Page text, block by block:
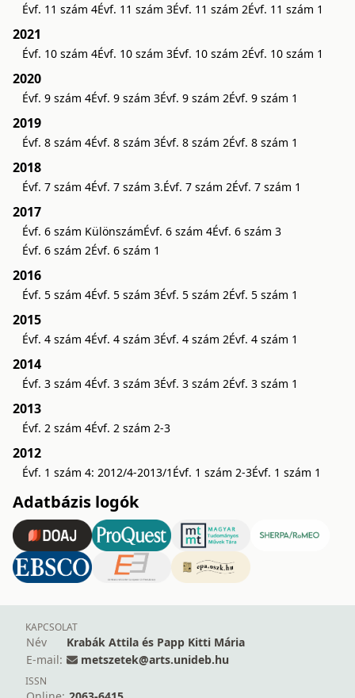
Évf. 11 szám 4Évf. 11 szám 3Évf. 11 szám 2Évf. 11 szám 1
2021
Évf. 10 szám 4Évf. 10 szám 3Évf. 10 szám 2Évf. 10 szám 1
2020
Évf. 9 szám 4Évf. 9 szám 3Évf. 9 szám 2Évf. 9 szám 1
2019
Évf. 8 szám 4Évf. 8 szám 3Évf. 8 szám 2Évf. 8 szám 1
2018
Évf. 7 szám 4Évf. 7 szám 3.Évf. 7 szám 2Évf. 7 szám 1
2017
Évf. 6 szám KülönszámÉvf. 6 szám 4Évf. 6 szám 3
Évf. 6 szám 2Évf. 6 szám 1
2016
Évf. 5 szám 4Évf. 5 szám 3Évf. 5 szám 2Évf. 5 szám 1
2015
Évf. 4 szám 4Évf. 4 szám 3Évf. 4 szám 2Évf. 4 szám 1
2014
Évf. 3 szám 4Évf. 3 szám 3Évf. 3 szám 2Évf. 3 szám 1
2013
Évf. 2 szám 4Évf. 2 szám 2-3
2012
Évf. 1 szám 4: 2012/4-2013/1 Évf. 1 szám 2-3Évf. 1 szám 1
Adatbázis logók
KAPCSOLAT
Név
Krabák Attila és Papp Kitti Mária
E-mail:
metszetek@arts.unideb.hu
ISSN